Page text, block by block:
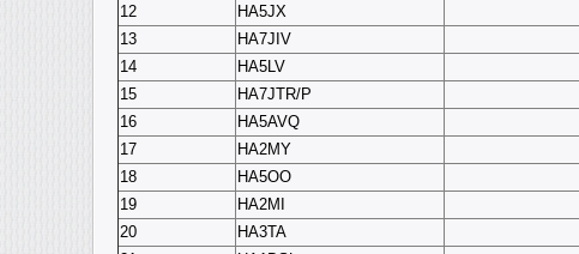
12
HA5JX
13
HA7JIV
14
HA5LV
15
HA7JTR/P
16
HA5AVQ
17
HA2MY
18
HA5OO
19
HA2MI
20
HA3TA